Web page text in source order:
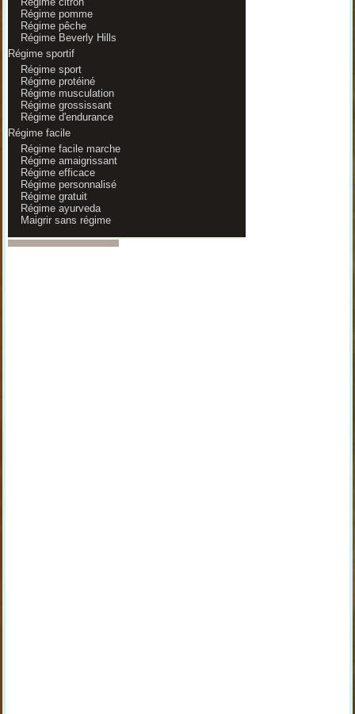
Régime pomme
Régime pêche
Régime Beverly Hills
Régime sportif
Régime sport
Régime protéiné
Régime musculation
Régime grossissant
Régime d'endurance
Régime facile
Régime facile marche
Régime amaigrissant
Régime efficace
Régime personnalisé
Régime gratuit
Régime ayurveda
Maigrir sans régime